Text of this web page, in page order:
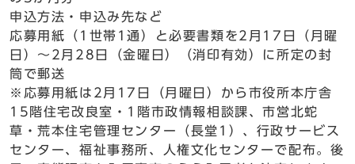
申込方法・申込み先など
応募用紙（1世帯1通）と必要書類を2月17日（月曜
日）～2月28日（金曜日）（消印有効）に所定の封
筒で郵送
※応募用紙は2月17日（月曜日）から市役所本庁舎
15階住宅改良室・1階市政情報相談課、市営北蛇
草・荒本住宅管理センター（長堂1）、行政サービス
センター、福祉事務所、人権文化センターで配布。後